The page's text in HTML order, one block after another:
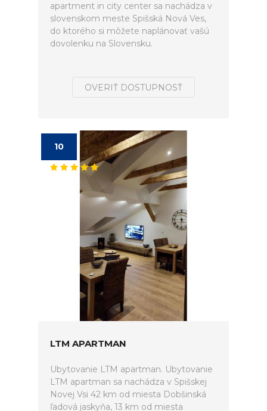
apartment in city center sa nachádza v
slovenskom meste Spišská Nová Ves,
do ktorého si môžete naplánovať vašú
dovolenku na Slovensku.
OVERIŤ DOSTUPNOSŤ
10
LTM APARTMAN
Ubytovanie LTM apartman. Ubytovanie
LTM apartman sa nachádza v Spišskej
Novej Vsi 42 km od miesta Dobšinská
ľadová jaskyňa, 13 km od miesta